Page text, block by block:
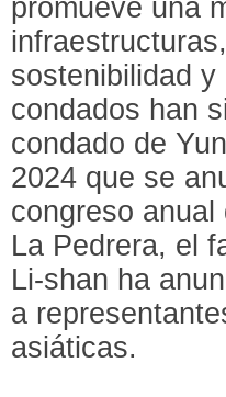
promueve una
sostenibilidad
condados han
condado de
2024 que se
congreso
La Pedrera, el
Li-shan ha
a
asiáticas.